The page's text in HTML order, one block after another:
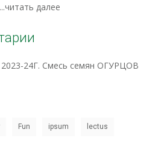
...читать далее
2023-24Г. Смесь семян ОГУРЦОВ
Fun ipsum lectus